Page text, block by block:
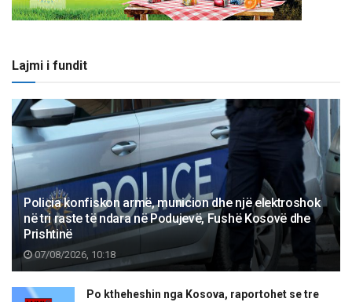
Lajmi i fundit
Policia konfiskon armë, municion dhe një elektroshok
në tri raste të ndara në Podujevë, Fushë Kosovë dhe
Prishtinë
07/08/2026, 10:18
Po ktheheshin nga Kosova, raportohet se tre